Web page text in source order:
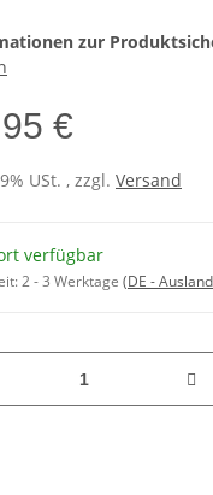
zur
€
USt. , zzgl. Versand
verfügbar
2 - 3 Werktage (DE -